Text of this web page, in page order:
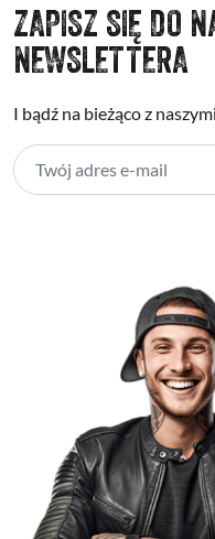
ZAPISZ SIĘ DO
NEWSLETTERA
I bądź na bieżąco z